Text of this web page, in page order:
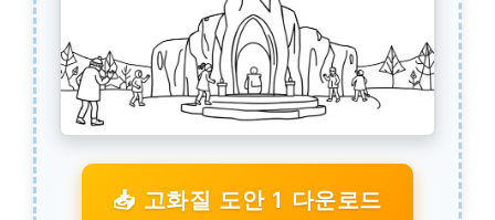
📥 고화질 도안 1 다운로드